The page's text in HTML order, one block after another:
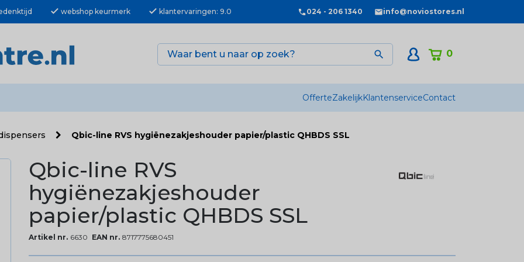
check webshop keurmerk check klantervaringen: 9.0 024 - 206 1340 info@noviostores.nl
0

OfferteZakelijkKlantenserviceContact
Qbic-line RVS hygiënezakjeshouder papier/plastic QHBDS SSL
Qbic-line RVS
hygiënezakjeshouder
papier/plastic QHBDS SSL
Artikel nr. 6630 EAN nr. 8717775680451